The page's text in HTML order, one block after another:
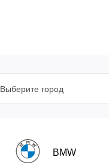
Выберите город
BMW